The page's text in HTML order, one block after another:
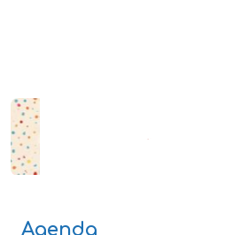
Agenda